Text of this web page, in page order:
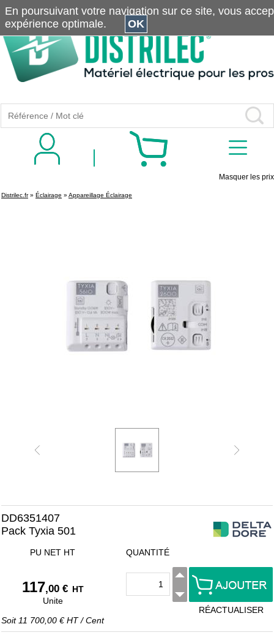
Masquer les prix
Distrilec.fr» Éclairage » Appareillage Éclairage
DD6351407
Pack Tyxia 501
PU NET HT
117,00 € HT
Unite
Soit 11 700,00 € HT/Cent
QUANTITÉ
RÉACTUALISER
En poursuivant votre navigation sur ce site, vous
expérience optimale.
OK